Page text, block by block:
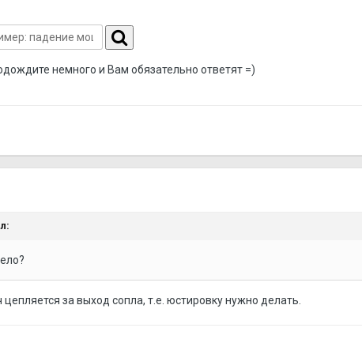
немного и Вам обязательно ответят =)
за выход сопла, т.е. юстировку нужно делать.